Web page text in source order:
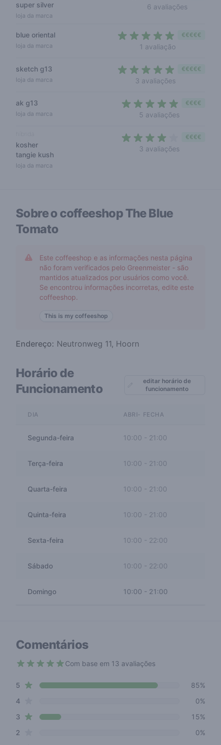
super silver
loja da marca
6 avaliações
blue oriental
loja da marca 1 avaliação
€€€€€
sketch g13
loja da marca 3 avaliações
€€€€€
ak g13
loja da marca 5 avaliações
€€€€
kosher
tangie kush
loja da marca
3 avaliações
€€€€
Sobre o coffeeshopThe Blue
Tomato
Este coffeeshop e as informações nesta página
não foram verificados pelo Greenmeister - são
mantidos atualizados por usuários como você.
Se encontrou informações incorretas, edite este
coffeeshop.
This is my coffeeshop
Endereço: Neutronweg 11, Hoorn
Horário de
Funcionamento
editar horário de
funcionamento
DIA ABRI- FECHA
Segunda-feira 10:00 - 21:00
Terça-feira 10:00 21:00
Quarta-feira 10:00 - 21:00
Quinta-feira 10:00 21:00
Sexta-feira 10:00 - 22:00
Sábado 10:00 22:00
Domingo 10:00 - 21:00
Comentários
Com base em 13 avaliações
Review data
5 star reviews
85%
4star reviews
0%
3 star reviews
15%
2
0%